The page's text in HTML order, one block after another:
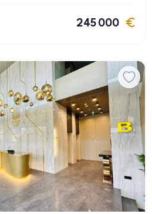
245 000